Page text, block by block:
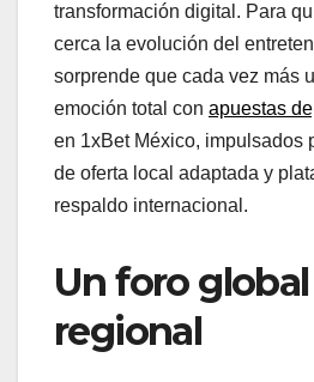
transformación digital. Para
cerca la evolución del
sorprende que cada vez más
emoción total con apuestas
en 1xBet México, impulsados
de oferta local adaptada y
respaldo internacional.
Un foro
regional